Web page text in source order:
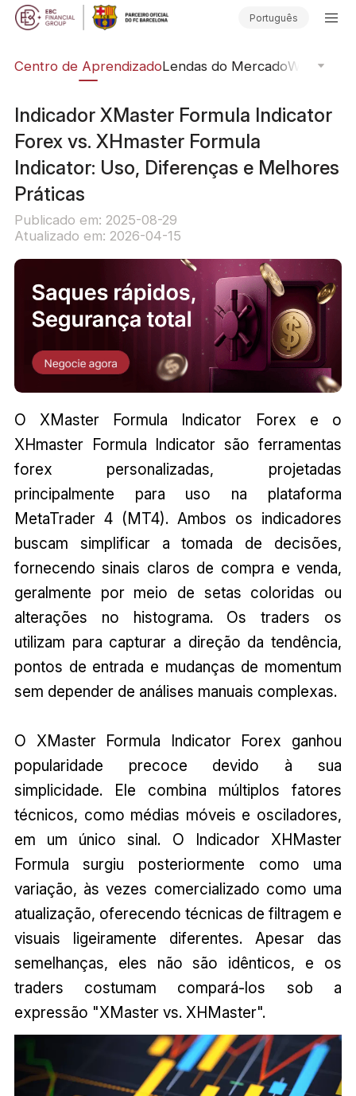
Português
Centro de AprendizadoLendas do MercadoWebinars
Indicador XMaster Formula Indicator
Forex vs. XHmaster Formula
Indicator: Uso, Diferenças e Melhores
Práticas
Publicado em: 2025-08-29
Atualizado em: 2026-04-15
O XMaster Formula Indicator Forex e o
XHmaster Formula Indicator são ferramentas
forex personalizadas, projetadas
principalmente para uso na plataforma
MetaTrader 4 (MT4). Ambos os indicadores
buscam simplificar a tomada de decisões,
fornecendo sinais claros de compra e venda,
geralmente por meio de setas coloridas ou
alterações no histograma. Os traders os
utilizam para capturar a direção da tendência,
pontos de entrada e mudanças de momentum
sem depender de análises manuais complexas.
O XMaster Formula Indicator Forex ganhou
popularidade precoce devido à sua
simplicidade. Ele combina múltiplos fatores
técnicos, como médias móveis e osciladores,
em um único sinal. O Indicador XHMaster
Formula surgiu posteriormente como uma
variação, às vezes comercializado como uma
atualização, oferecendo técnicas de filtragem e
visuais ligeiramente diferentes. Apesar das
semelhanças, eles não são idênticos, e os
traders costumam compará-los sob a
expressão "XMaster vs. XHMaster".